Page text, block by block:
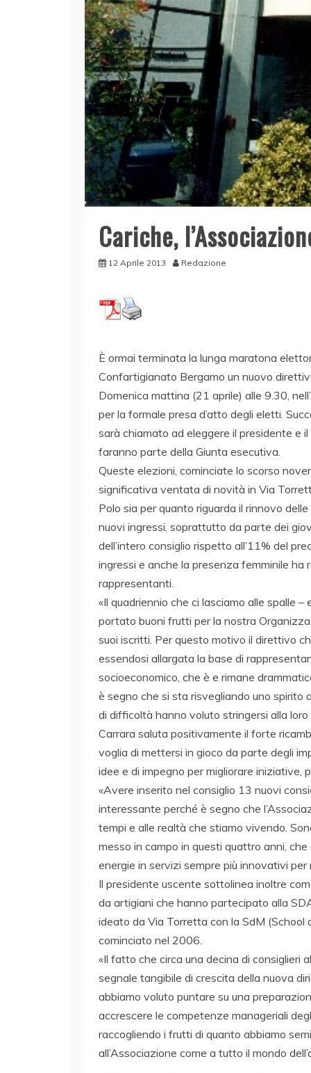
Cariche,
12 Aprile 2013 Redazione
È ormai terminata la lunga maratona
Confartigianato Bergamo un nuovo
Domenica mattina (21 aprile) alle 9.30,
per la formale presa d’atto degli eletti.
sarà chiamato ad eleggere il presidente e
faranno parte della Giunta esecutiva.
Queste elezioni, cominciate lo scorso
significativa ventata di novità in Via
Polo sia per quanto riguarda il rinnovo
nuovi ingressi, soprattutto da parte dei
dell’intero consiglio rispetto all’11% del
ingressi e anche la presenza femminile
rappresentanti.
«Il quadriennio che ci lasciamo alle spalle
portato buoni frutti per la nostra
suoi iscritti. Per questo motivo il direttivo
essendosi allargata la base di
socioeconomico, che è e rimane
è segno che si sta risvegliando uno spirito
di difficoltà hanno voluto stringersi alla
Carrara saluta positivamente il forte
voglia di mettersi in gioco da parte degli
idee e di impegno per migliorare iniziative,
«Avere inserito nel consiglio 13 nuovi
interessante perché è segno che
tempi e alle realtà che stiamo vivendo.
messo in campo in questi quattro anni,
energie in servizi sempre più innovativi
Il presidente uscente sottolinea inoltre
da artigiani che hanno partecipato alla
ideato da Via Torretta con la SdM
cominciato nel 2006.
«Il fatto che circa una decina di consiglieri
segnale tangibile di crescita della nuova
abbiamo voluto puntare su una
accrescere le competenze manageriali
raccogliendo i frutti di quanto abbiamo
all’Associazione come a tutto il mondo